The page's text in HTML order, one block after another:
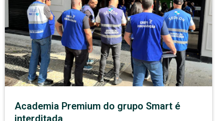
Academia Premium do grupo Smart é
interditada